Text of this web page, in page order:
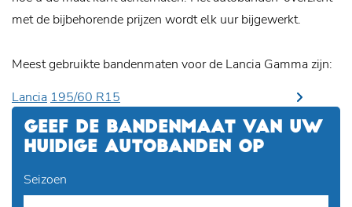
met de bijbehorende prijzen wordt elk uur bijgewerkt.
Meest gebruikte bandenmaten voor de Lancia Gamma zijn:
Lancia 195/60 R15
GEEF DE BANDENMAAT VAN UW
HUIDIGE AUTOBANDEN OP
Seizoen